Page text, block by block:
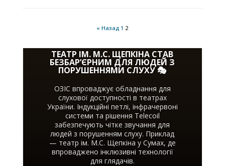
« Назад 1 2
ТЕАТР ІМ. М.С. ЩЕПКІНА СТАВ
БЕЗБАР’ЄРНИМ ДЛЯ ЛЮДЕЙ З
ПОРУШЕННЯМИ СЛУХУ 🎭
ОЗІС впроваджує обладнання для
слухової доступності в театрах
України. Індукційні петлі, інфрачервоні
системи та рішення Telecoil
забезпечують чітке звучання для
людей з порушенням слуху. Приклад
— театр ім. М.С. Щепкіна у Сумах, де
впроваджено інклюзивні технології
для глядачів.